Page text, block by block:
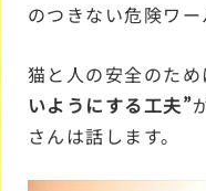
のつきない危険ワー
猫と人の安全のため
いようにする工夫”
さんは話します。